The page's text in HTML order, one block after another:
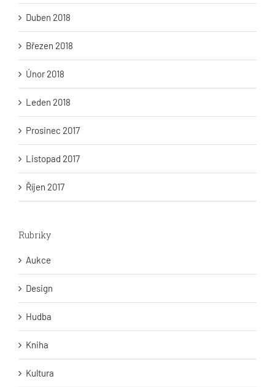
Duben 2018
Březen 2018
Únor 2018
Leden 2018
Prosinec 2017
Listopad 2017
Říjen 2017
Rubriky
Aukce
Design
Hudba
Kniha
Kultura